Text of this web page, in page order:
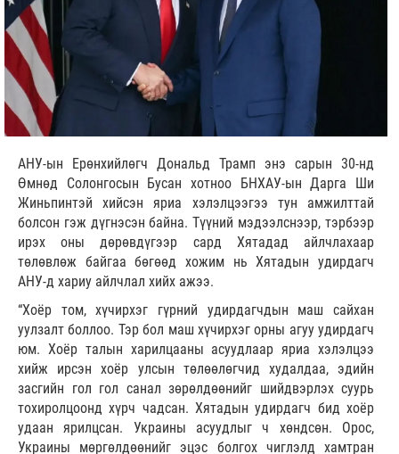
АНУ-ын Ерөнхийлөгч Дональд Трамп энэ сарын 30-нд
Өмнөд Солонгосын Бусан хотноо БНХАУ-ын Дарга Ши
Жиньпинтэй хийсэн яриа хэлэлцээгээ тун амжилттай
болсон гэж дүгнэсэн байна. Түүний мэдээлснээр, тэрбээр
ирэх оны дөрөвдүгээр сард Хятадад айлчлахаар
төлөвлөж байгаа бөгөөд хожим нь Хятадын удирдагч
АНУ-д хариу айлчлал хийх ажээ.
“Хоёр том, хүчирхэг гүрний удирдагчдын маш сайхан
уулзалт боллоо. Тэр бол маш хүчирхэг орны агуу удирдагч
юм. Хоёр талын харилцааны асуудлаар яриа хэлэлцээ
хийж ирсэн хоёр улсын төлөөлөгчид худалдаа, эдийн
засгийн гол гол санал зөрөлдөөнийг шийдвэрлэх суурь
тохиролцоонд хүрч чадсан. Хятадын удирдагч бид хоёр
удаан ярилцсан. Украины асуудлыг ч хөндсөн. Орос,
Украины мөргөлдөөнийг эцэс болгох чиглэлд хамтран